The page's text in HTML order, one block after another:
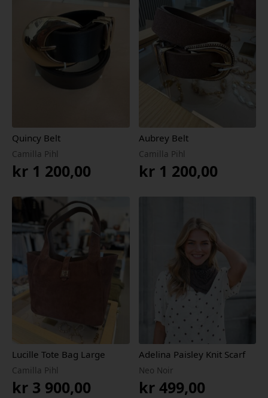
Quincy Belt
Camilla Pihl
kr 1 200,00
Aubrey Belt
Camilla Pihl
kr1 200,00
Lucille Tote Bag Large
Camilla Pihl
kr 3 900,00
Adelina Paisley Knit Scarf
Neo Noir
kr499,00